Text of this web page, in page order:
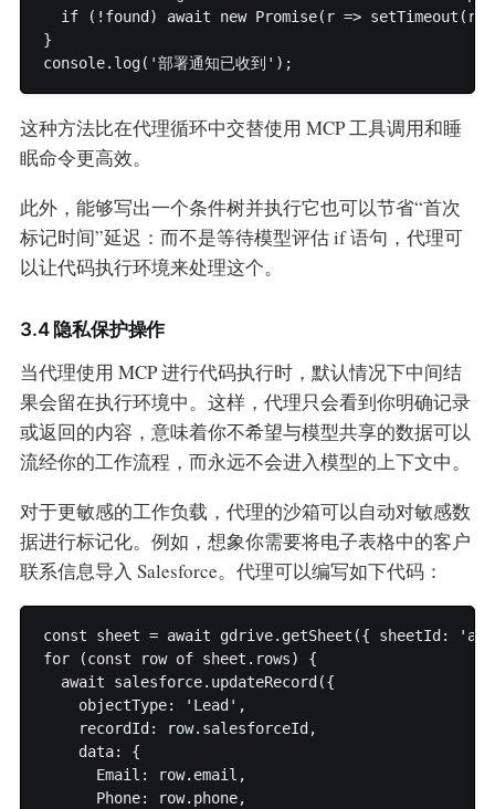
if (!found) await new Promise(r => setTimeout(r,
}
这种方法比在代理循环中交替使用 MCP 工具调用和睡
眠命令更高效。
此外，能够写出一个条件树并执行它也可以节省“首次
标记时间”延迟：而不是等待模型评估 if 语句，代理可
以让代码执行环境来处理这个。
3.4 隐私保护操作
当代理使用 MCP 进行代码执行时，默认情况下中间结
果会留在执行环境中。这样，代理只会看到你明确记录
或返回的内容，意味着你不希望与模型共享的数据可以
流经你的工作流程，而永远不会进入模型的上下文中。
对于更敏感的工作负载，代理的沙箱可以自动对敏感数
据进行标记化。例如，想象你需要将电子表格中的客户
联系信息导入 Salesforce。代理可以编写如下代码：
const sheet = await gdrive.getSheet({ sheetId:
for (const row of sheet.rows) {
  await salesforce.updateRecord({
    objectType: 'Lead',
    recordId: row.salesforceId,
    data: {
      Email: row.email,
      Phone: row.phone,